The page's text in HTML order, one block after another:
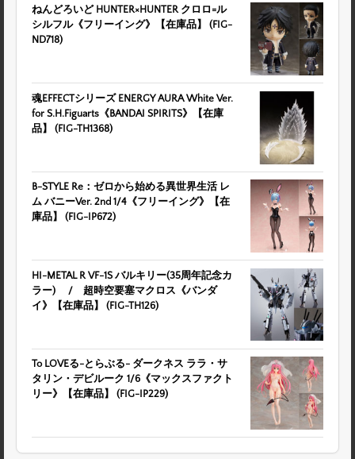
ねんどろいど HUNTER×HUNTER クロロ=ル
シルフル《フリーイング》【在庫品】 (FIG-
ND718)
魂EFFECTシリーズ ENERGY AURA White Ver.
for S.H.Figuarts《BANDAI SPIRITS》【在庫
品】 (FIG-TH1368)
B-STYLE Re：ゼロから始める異世界生活 レ
ム バニーVer. 2nd 1/4《フリーイング》【在
庫品】 (FIG-IP672)
HI-METAL R VF-1S バルキリー(35周年記念カ
ラー) / 超時空要塞マクロス《バンダ
イ》【在庫品】 (FIG-TH126)
To LOVEる-とらぶる- ダークネス ララ・サ
タリン・デビルーク 1/6《マックスファクト
リー》【在庫品】 (FIG-IP229)